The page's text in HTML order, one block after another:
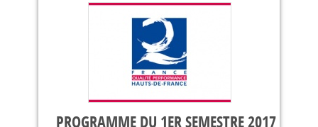
PROGRAMME DU 1ER SEMESTRE 2017